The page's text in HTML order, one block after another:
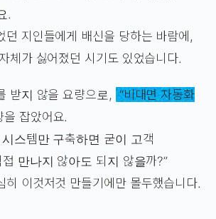
.
던 지인들에게 배신을 당하는 바람에,
체가 싫어졌던 시기도 있었습니다.
받지 않을 요량으로, “비대면 자동화
잡았어요.
스템만 구축하면 굳이 고객
만나지 않아도 되지 않을까?”
히 이것저것 만들기에만 몰두했습니다.